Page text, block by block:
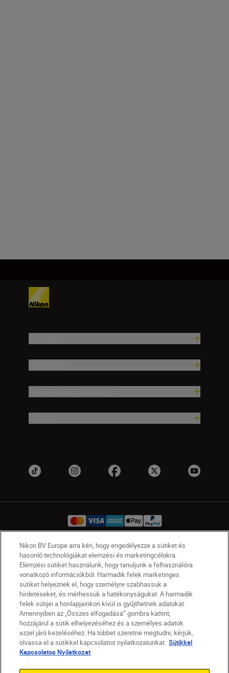
HU Nikon Sites
Lépjen kapcsolatba velünk
Adatvédelmi nyilatkozat
Jogi nyilatkozat
Nikon Store szerződési feltételek
Sütikkel kapcsolatos nyilatkozat
Akadálymentesség
Sütikre vonatkozó beállítások
© 2026 Nikon
Nikon BV Europe arra kéri, hogy engedélyezze a sütiket és
hasonló technológiákat elemzési és marketingcélokra.
Elemzési sütiket használunk, hogy tanuljunk a felhasználóra
vonatkozó információkból. Harmadik felek marketinges
sütiket helyeznek el, hogy személyre szabhassuk a
hirdetéseket, és mérhessük a hatékonyságukat. A harmadik
felek sütijei a honlapjainkon kívül is gyűjthetnek adatokat.
Amennyiben az „Összes elfogadása” gombra kattint,
hozzájárul a sütik elhelyezéséhez és a személyes adatok
ezzel járó kezeléséhez. Ha többet szeretne megtudni, kérjük,
olvassa el a sütikkel kapcsolatos nyilatkozatunkat. Sütikkel
Kapcsolatos Nyilatkozat